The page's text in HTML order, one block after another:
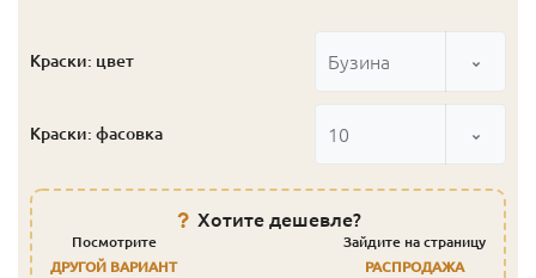
Краски: цвет Бузина
Краски: фасовка 10
Хотите дешевле?
Посмотрите
ДРУГОЙ ВАРИАНТ
Зайдите на страницу
РАСПРОДАЖА